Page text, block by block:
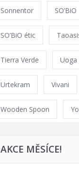
Sonnentor SO’BiO
SO’BiO étic
Tierra Verde Uoga
Urtekram Vivani
Wooden Spoon
AKCE MĚSÍCE!